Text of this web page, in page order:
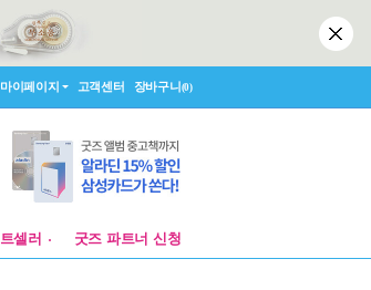
마이페이지 고객센터 장바구니(0)
셀러
굿즈 파트너 신청